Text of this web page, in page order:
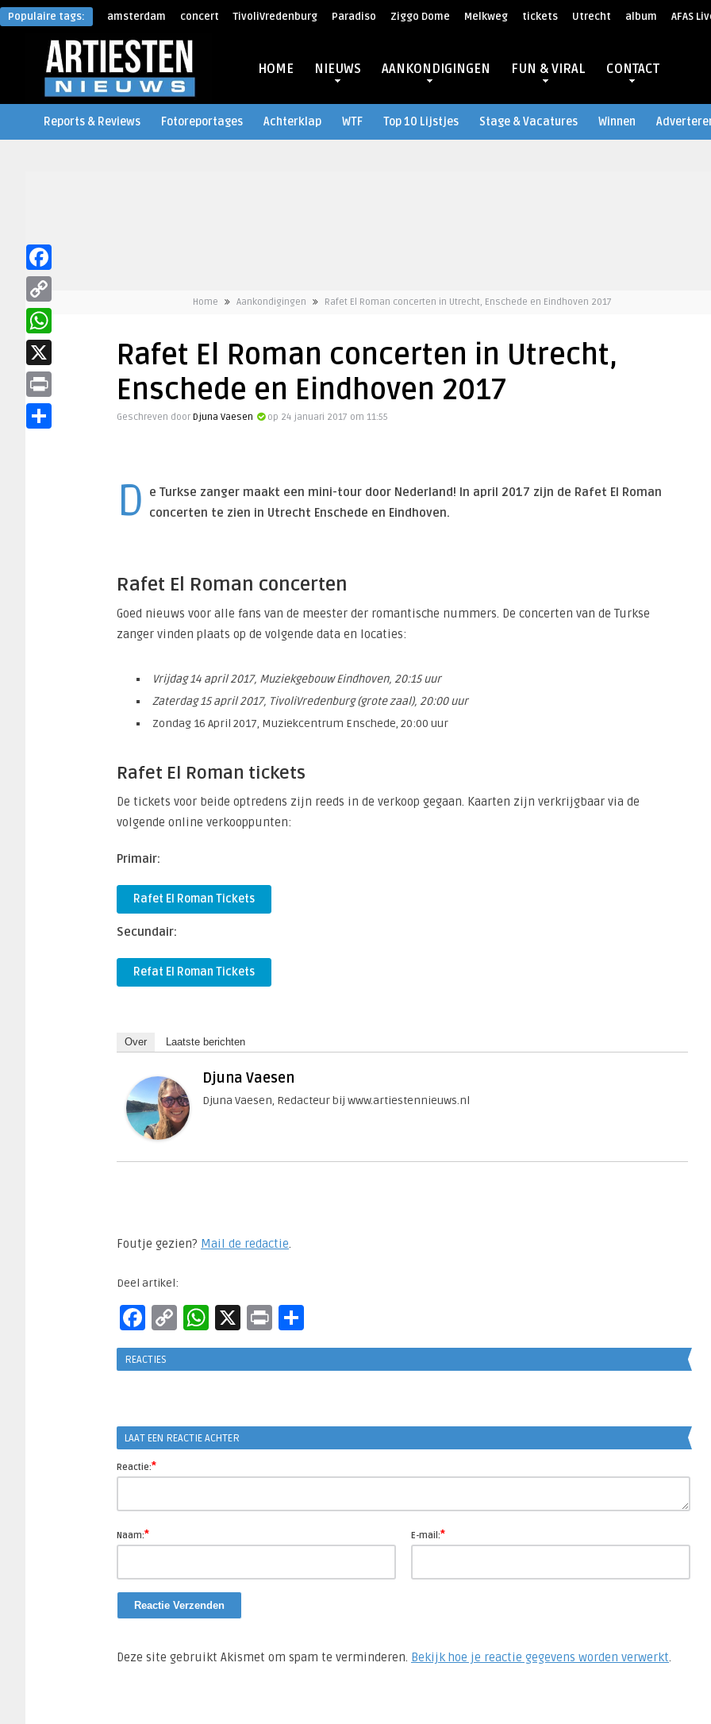
Populaire tags: amsterdam concert TivoliVredenburg Paradiso Ziggo Dome Melkweg tickets Utrecht album AFAS
HOME NIEUWS AANKONDIGINGEN FUN & VIRAL CONTACT
Reports & Reviews Fotoreportages Achterklap WTF Top 10 Lijstjes Stage & Vacatures Winnen
Home Aankondigingen Rafet El Roman concerten in Utrecht, Enschede en Eindhoven 2017
Rafet El Roman concerten in Utrecht,
Enschede en Eindhoven 2017
Geschreven door Djuna Vaesen op 24 januari 2017 om 11:55
D
e Turkse zanger maakt een mini-tour door Nederland! In april 2017 zijn de Rafet El Roman
concerten te zien in Utrecht Enschede en Eindhoven.
Rafet El Roman concerten
Goed nieuws voor alle fans van de meester der romantische nummers. De concerten van de Turkse
zanger vinden plaats op de volgende data en locaties:
Vrijdag 14 april 2017, Muziekgebouw Eindhoven, 20:15 uur
Zaterdag 15 april 2017, TivoliVredenburg (grote zaal), 20:00 uur
Zondag 16 April 2017, Muziekcentrum Enschede, 20:00 uur
Rafet El Roman tickets
De tickets voor beide optredens zijn reeds in de verkoop gegaan. Kaarten zijn verkrijgbaar via de
volgende online verkooppunten:
Primair:
Rafet El Roman Tickets
Secundair:
Refat El Roman Tickets
Over Laatste berichten
Djuna Vaesen
Djuna Vaesen, Redacteur bij www.artiestennieuws.nl
Foutje gezien? Mail de redactie.​
Deel artikel:
Facebook
Copy
Link
WhatsApp
X Print
REACTIES
LAAT EEN REACTIE ACHTER
Reactie:*
Naam:* E-mail:*
Deze site gebruikt Akismet om spam te verminderen. Bekijk hoe je reactie gegevens worden verwerkt.
Facebook
Copy
Link
WhatsApp
X
Print